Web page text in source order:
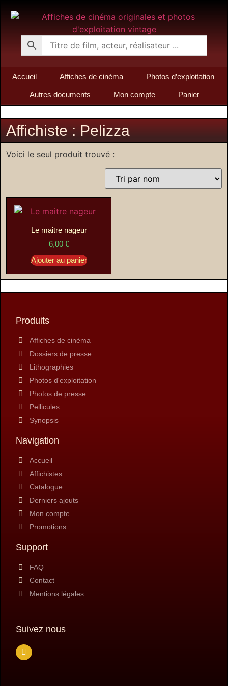
Accueil Affiches de cinéma Photos d’exploitation
Autres documents Mon compte Panier
Affichiste : Pelizza
Voici le seul produit trouvé :
Le maitre nageur
6,00 €
Ajouter au panier
Produits
Affiches de cinéma
Dossiers de presse
Lithographies
Photos d'exploitation
Photos de presse
Pellicules
Synopsis
Navigation
Accueil
Affichistes
Catalogue
Derniers ajouts
Mon compte
Promotions
Support
FAQ
Contact
Mentions légales
Suivez nous